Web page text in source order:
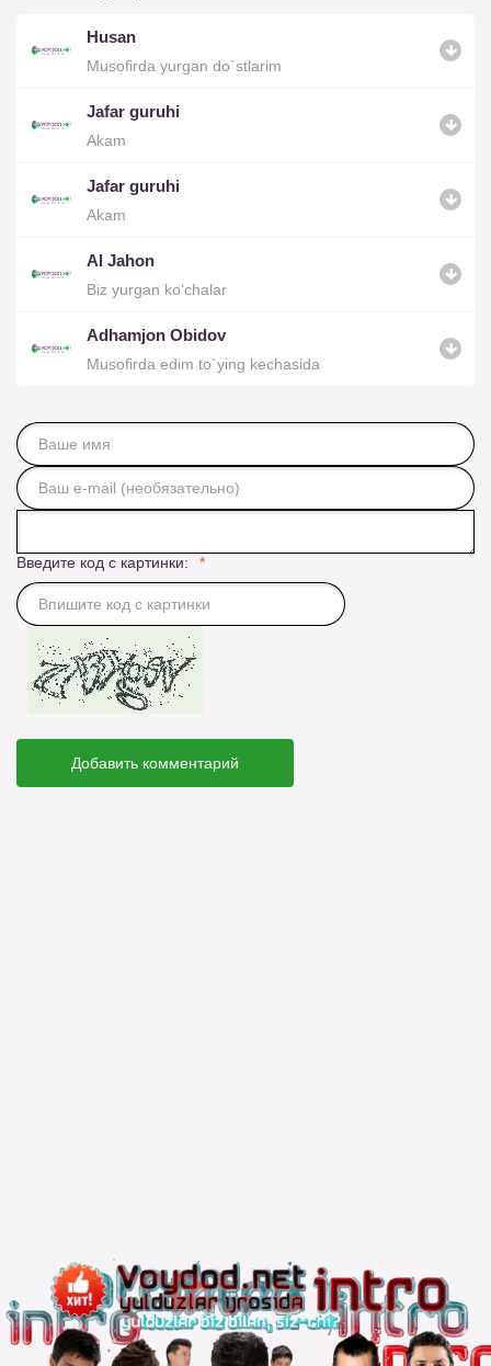
Husan
Musofirda yurgan do`stlarim
Jafar guruhi
Akam
Jafar guruhi
Akam
Al Jahon
Biz yurgan ko‘chalar
Adhamjon Obidov
Musofirda edim to`ying kechasida
Введите код с картинки:
Добавить комментарий